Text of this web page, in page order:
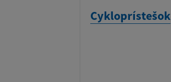
Cykloprístešok